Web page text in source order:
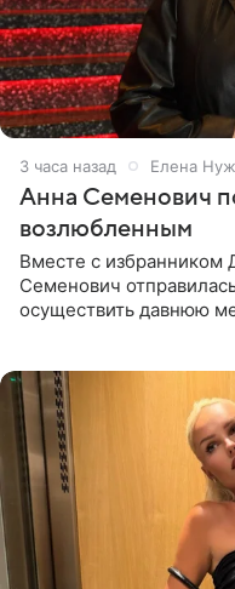
3 часа назад Елена
Анна Семенович
возлюбленным
Вместе с
Семенович
осуществить давнюю